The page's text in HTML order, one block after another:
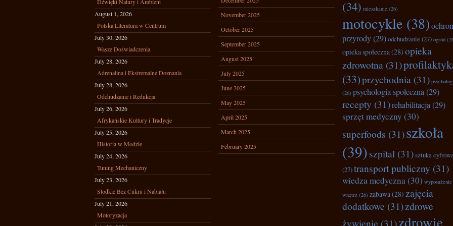
August 1, 2026
Polska Literatura w Centrum
July 30, 2026
Wasze Doświadczenia
July 28, 2026
Adrenalina i Ekstremalne Doznania
July 28, 2026
Odchudzanie i Redukcja
July 26, 2026
Afrykańskie Kultury i Tradycje
July 25, 2026
Historia w Modzie
July 24, 2026
Tuning Mechaniczny
July 23, 2026
Słodkie Bez Cukru i Nabiału
July 21, 2026
Motoryzacja
November 2025
October 2025
September 2025
August 2025
July 2025
June 2025
May 2025
April 2025
March 2025
February 2025
(34) mieszkanie (26)
motocykle (38)
przyrody(29)odchudzanie (27) ogród
opieka społeczna(28) opieka
zdrowotna (31)
(33)przychodnia (31)
(26) psychologia społeczna(29)
recepty (31)rehabilitacja(29)
sprzęt medyczny (30)
superfoods (31)szkoła
(39)szpital (31)sztuka
(27)transport publiczny (31)
wiedza medyczna(30) wyposażenie
wnętrz (26) zabawa(28) zajęcia
dodatkowe (31)zdrowe
żywienie (31)zdrowie